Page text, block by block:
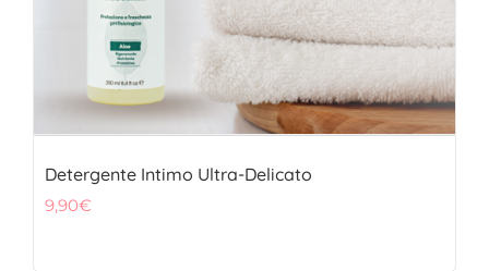
Detergente Intimo Ultra-Delicato
9,90€